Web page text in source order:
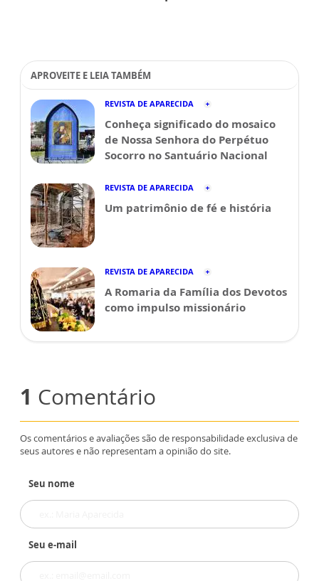
APROVEITE E LEIA TAMBÉM
REVISTA DE APARECIDA
Conheça significado do mosaico
de Nossa Senhora do Perpétuo
Socorro no Santuário Nacional
REVISTA DE APARECIDA
Um patrimônio de fé e história
REVISTA DE APARECIDA
A Romaria da Família dos Devotos
como impulso missionário
1 Comentário
Os comentários e avaliações são de responsabilidade exclusiva de
seus autores e não representam a opinião do site.
Seu nome
Seu e-mail